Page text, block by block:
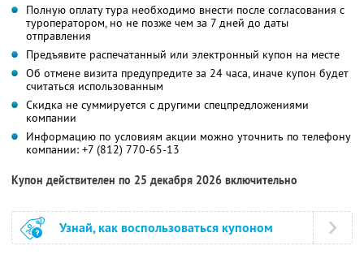
Полную оплату тура необходимо внести после согласования с
туроператором, но не позже чем за 7 дней до даты
отправления
Предъявите распечатанный или электронный купон на месте
Об отмене визита предупредите за 24 часа, иначе купон будет
считаться использованным
Скидка не суммируется с другими спецпредложениями
компании
Информацию по условиям акции можно уточнить по телефону
компании: +7 (812) 770-65-13
Купон действителен по 25 декабря 2026 включительно
Узнай, как воспользоваться купоном